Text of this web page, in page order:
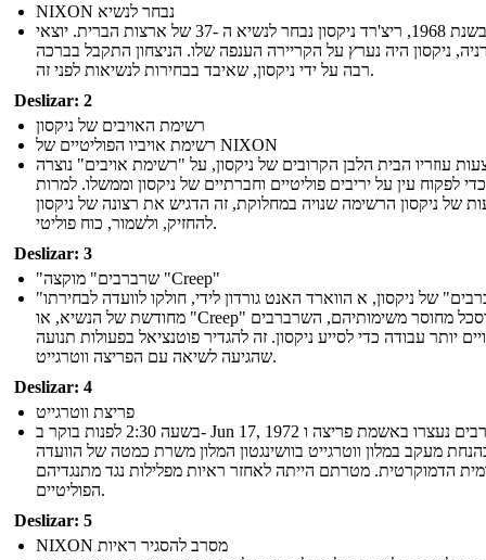
NIXON נבחר לנשיא
בשנת 1968, ריצ'רד ניקסון נבחר לנשיא ה -37 של ארצות הברית. יוצאי
ניקסון היה נערץ על הקריירה הענפה שלו. הניצחון התקבל בברכה
רבה על ידי ניקסון, שאיבד בבחירות לנשיאות לפני זה.
Deslizar: 2
רשימת האויבים של ניקסון
רשימת אויביו הפוליטיים של NIXON
עוזריו הבית הלבן הקרובים של ניקסון, על "רשימת אויבים" נוצרה
כדי לפקוח עין על יריבים פוליטיים וחברתיים של ניקסון וממשלו. למרות
של ניקסון הרשימה שנויה במחלוקת, זה הדגיש את רצונה של ניקסון
להחזיק, ולשמור, כוח פוליטי.
Deslizar: 3
"שרברבים" מוקצה "Creep"
"השרברבים" של ניקסון, א הווארד האנט גורדון לידי, חולקו לוועדה לבחירתו
מחודשת של הנשיא, או "Creep" מתוסכל מחוסר משימותיהם, השרברבים
יותר עבודה כדי לסייע ניקסון. זה להגדיר פוטנציאל בפעולות תנועה
שהגיעה לשיאה עם הפריצה ווטרגייט.
Deslizar: 4
פריצת ווטרגייט
בשעה 2:30 לפנות בוקר ב- Jun 17, 1972 שרברבים נעצרו באשמת פריצה ו
מעקב במלון ווטרגייט בוושינגטון המלון משרת כמטה של ​​הוועדה
הדמוקרטית. מטרתם הייתה לאחזר ראיות מפלילות נגד מתנגדיהם
הפוליטיים.
Deslizar: 5
NIXON מסרב להסגיר ראיות